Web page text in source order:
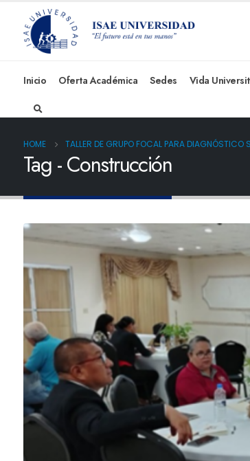
Inicio Oferta Académica Sedes Vida
HOME TALLER DE GRUPO FOCAL PARA DIAGNÓSTICO
Tag - Construcción